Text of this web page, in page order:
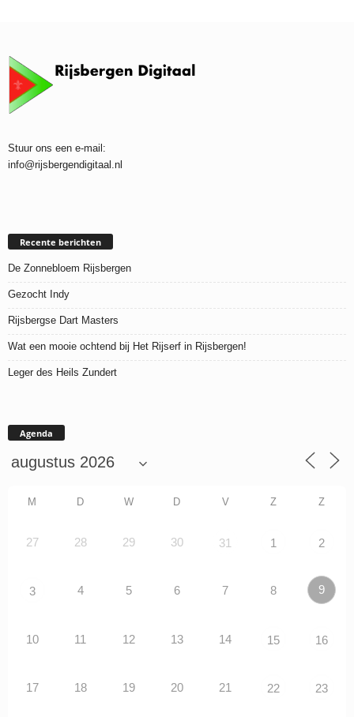
Stuur ons een e-mail:
info@rijsbergendigitaal.nl
Recente berichten
De Zonnebloem Rijsbergen
Gezocht Indy
Rijsbergse Dart Masters
Wat een mooie ochtend bij Het Rijserf in Rijsbergen!
Leger des Heils Zundert
Agenda
M D W D V Z Z
27 28 29 30 31 1 2
3 4 5 6 7 8 9
10 11 12 13 14 15 16
17 18 19 20 21 22 23